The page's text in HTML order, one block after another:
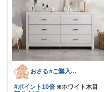
おさる⭐ご購入感謝🐹
#ポイント10倍 ❇️ホワイト木目